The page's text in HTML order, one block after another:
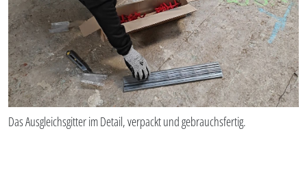
Das Ausgleichsgitter im Detail, verpackt und gebrauchsfertig.